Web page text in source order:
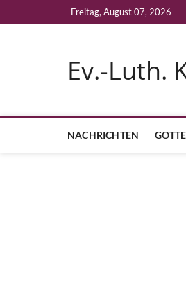
to
Freitag, August 07, 2026
Ev.-Luth.
NACHRICHTEN